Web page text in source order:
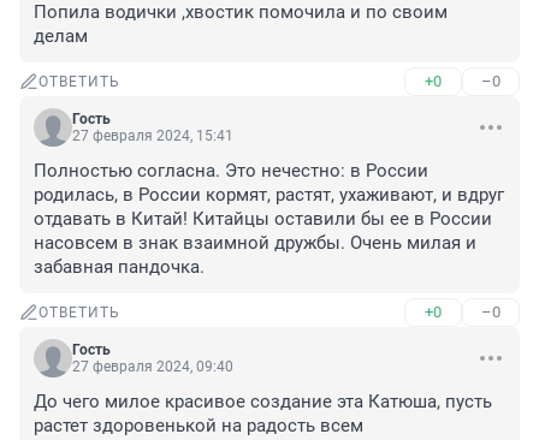
Попила водички ,хвостик помочила и по своим
делам
ОТВЕТИТЬ +0 –0
Гость
27 февраля 2024, 15:41
Полностью согласна. Это нечестно: в России
родилась, в России кормят, растят, ухаживают, и вдруг
отдавать в Китай! Китайцы оставили бы ее в России
насовсем в знак взаимной дружбы. Очень милая и
забавная пандочка.
ОТВЕТИТЬ +0 –0
Гость
27 февраля 2024, 09:40
До чего милое красивое создание эта Катюша, пусть
растет здоровенькой на радость всем